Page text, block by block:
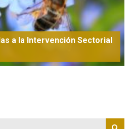
a la Intervención Sectorial